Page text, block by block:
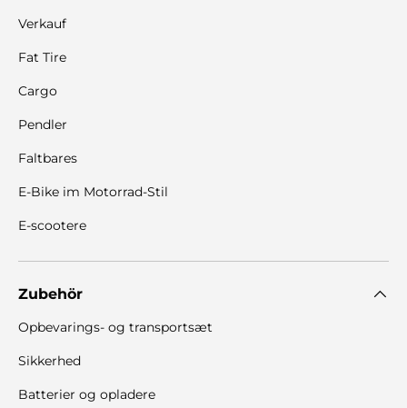
Verkauf
Fat Tire
Cargo
Pendler
Faltbares
E-Bike im Motorrad-Stil
E-scootere
Zubehör
Opbevarings- og transportsæt
Sikkerhed
Batterier og opladere